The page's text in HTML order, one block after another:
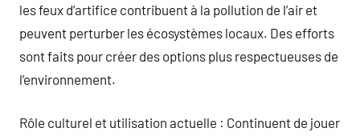
les feux d’artifice contribuent à la pollution de l’air et
peuvent perturber les écosystèmes locaux. Des efforts
sont faits pour créer des options plus respectueuses de
l’environnement.
Rôle culturel et utilisation actuelle : Continuent de jouer